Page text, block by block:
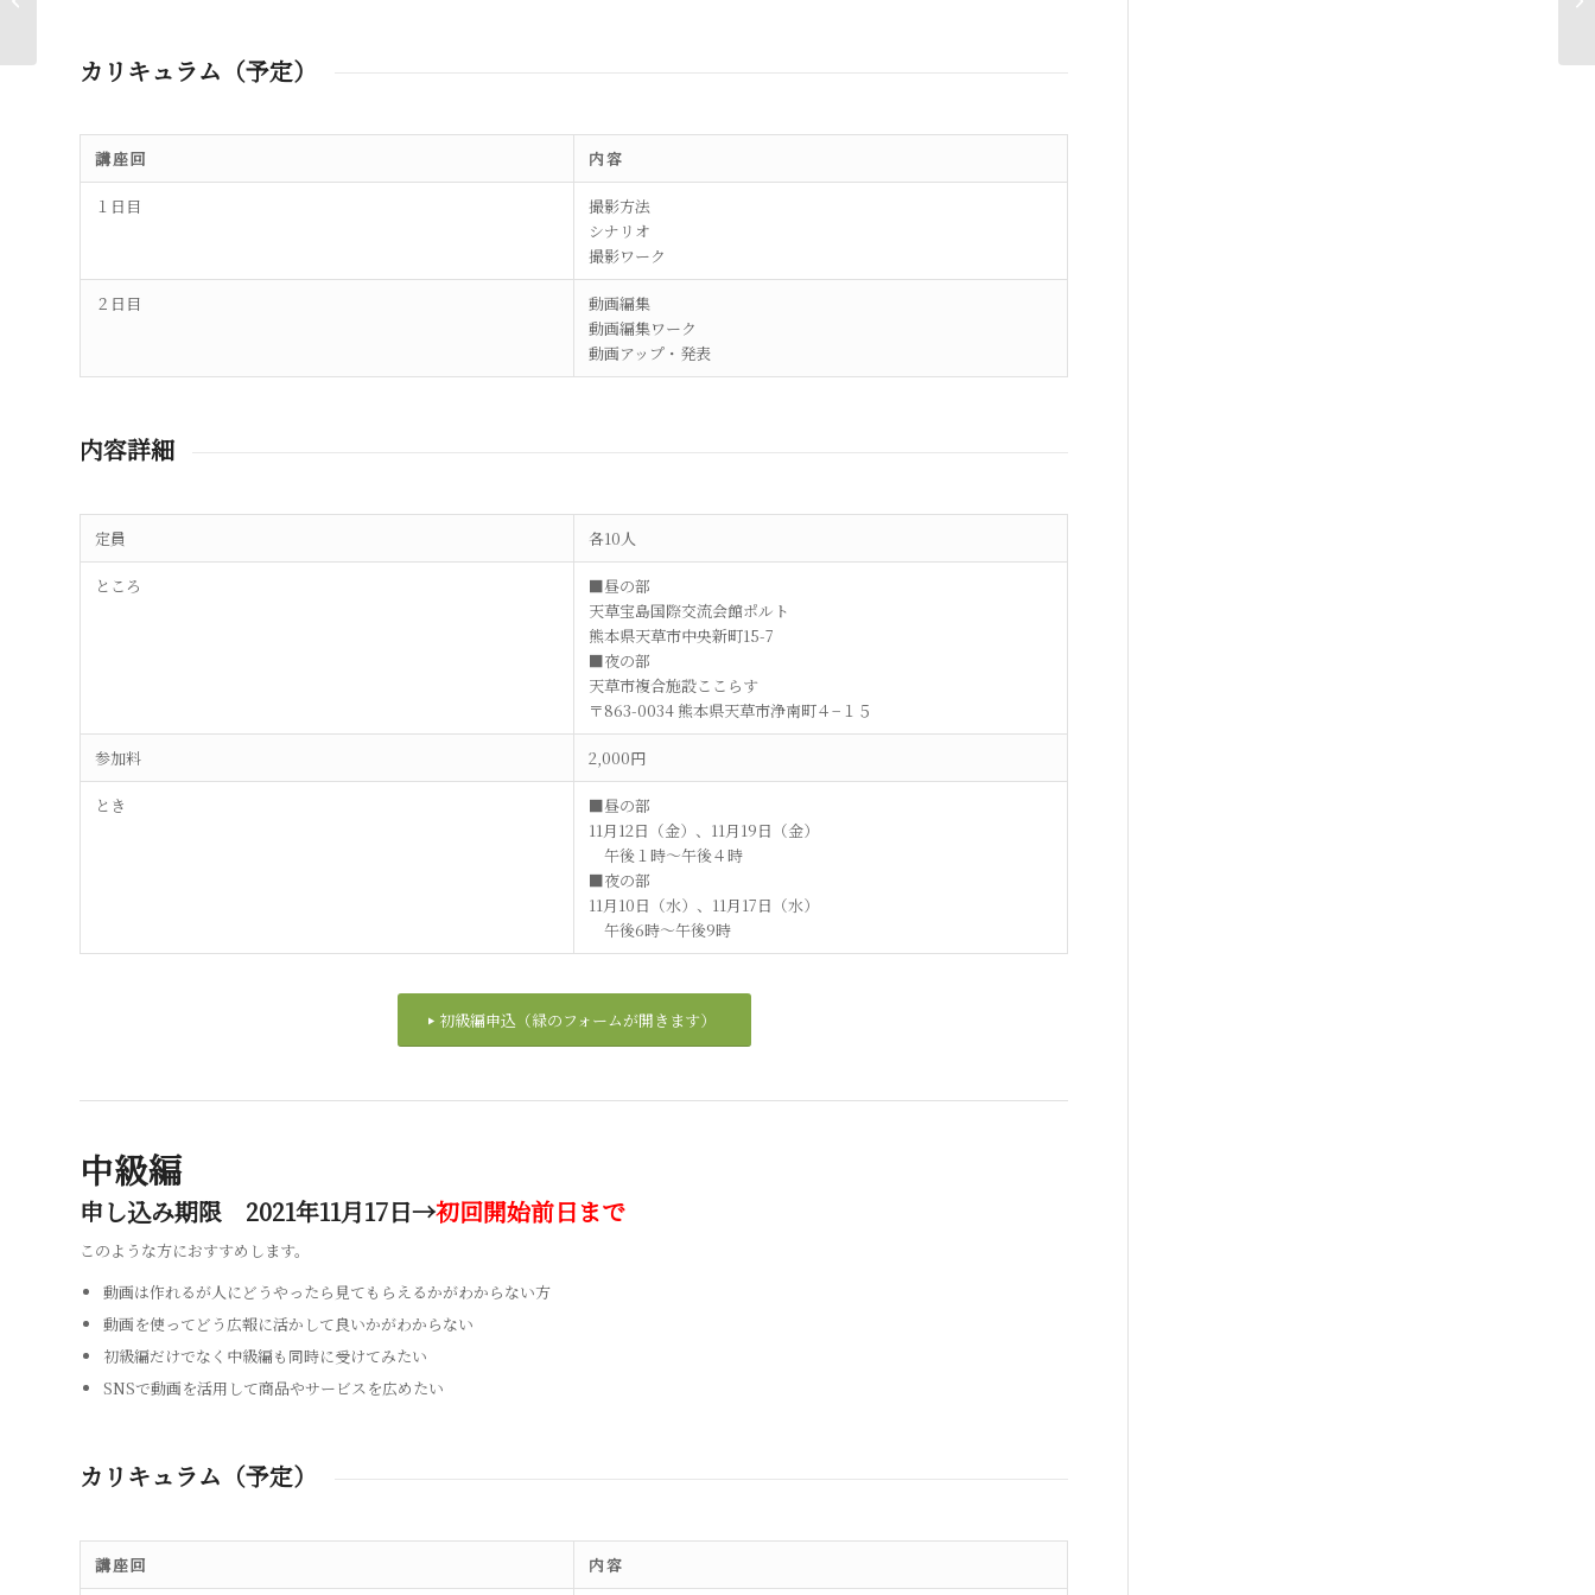
カリキュラム（予定）
講座回 内容
１日目
撮影方法
シナリオ
撮影ワーク
２日目
動画編集
動画編集ワーク
動画アップ・発表
内容詳細
定員 各10人
ところ
■昼の部
天草宝島国際交流会館ポルト
熊本県天草市中央新町15-7
■夜の部
天草市複合施設ここらす
〒863-0034 熊本県天草市浄南町４−１５
参加料 2,000円
とき
■昼の部
11月12日（金）、11月19日（金）
午後１時～午後４時
■夜の部
11月10日（水）、11月17日（水）
午後6時～午後9時
初級編申込（緑のフォームが開きます）
中級編
申し込み期限 2021年11月17日→初回開始前日まで
このような方におすすめします。
動画は作れるが人にどうやったら見てもらえるかがわからない方
動画を使ってどう広報に活かして良いかがわからない
初級編だけでなく中級編も同時に受けてみたい
SNSで動画を活用して商品やサービスを広めたい
カリキュラム（予定）
講座回 内容